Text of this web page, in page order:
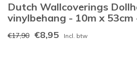
Dutch Wallcoverings
vinylbehang - 10m x 53cm
€17,90 €8,95 Incl. btw